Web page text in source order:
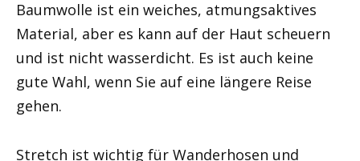
Baumwolle ist ein weiches, atmungsaktives
Material, aber es kann auf der Haut scheuern
und ist nicht wasserdicht. Es ist auch keine
gute Wahl, wenn Sie auf eine längere Reise
gehen.
Stretch ist wichtig für Wanderhosen und